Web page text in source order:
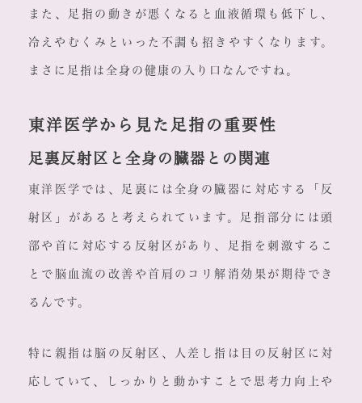
また、足指の動きが悪くなると血液循環も低下し、
冷えやむくみといった不調も招きやすくなります。
まさに足指は全身の健康の入り口なんですね。
東洋医学から見た足指の重要性
足裏反射区と全身の臓器との関連
東洋医学では、足裏には全身の臓器に対応する「反
射区」があると考えられています。足指部分には頭
部や首に対応する反射区があり、足指を刺激するこ
とで脳血流の改善や首肩のコリ解消効果が期待でき
るんです。
特に親指は脳の反射区、人差し指は目の反射区に対
応していて、しっかりと動かすことで思考力向上や